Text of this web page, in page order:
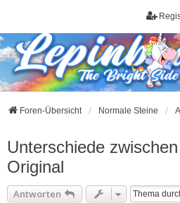
Foren-Übersicht Normale Steine
Unterschiede
Original
Antworten